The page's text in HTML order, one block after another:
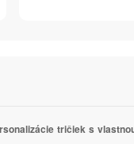
tričiek s